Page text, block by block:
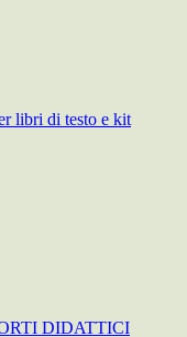
libri di testo e kit
DIDATTICI